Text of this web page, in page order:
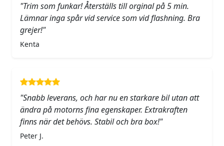
"Trim som funkar! Återställs till orginal på 5 min.
Lämnar inga spår vid service som vid flashning. Bra
grejer!"
Kenta
"Snabb leverans, och har nu en starkare bil utan att
ändra på motorns fina egenskaper. Extrakraften
finns när det behövs. Stabil och bra box!"
Peter J.